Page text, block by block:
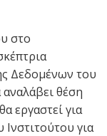
στο
Δεδομένων του
θέση
εργαστεί για
για